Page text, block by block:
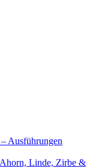
Ausführungen
Linde, Zirbe &